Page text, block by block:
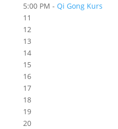
5:00 PM - Qi Gong Kurs
11
12
13
14
15
16
17
18
19
20